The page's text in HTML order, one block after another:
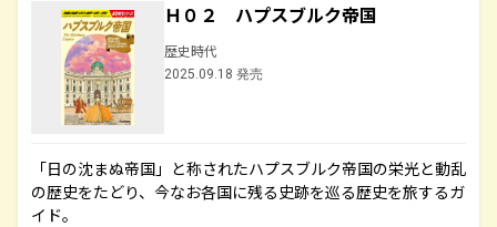
Ｈ０２ ハプスブルク帝国
歴史時代
2025.09.18 発売
「日の沈まぬ帝国」と称されたハプスブルク帝国の栄光と動乱
の歴史をたどり、今なお各国に残る史跡を巡る歴史を旅するガ
イド。